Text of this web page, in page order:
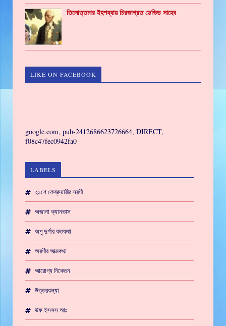
তিলোত্তমার ইহশয্যায় চিরজাগ্রত ডেভিড সাহেব
LIKE ON FACEBOOK
google.com, pub-2412686623726664, DIRECT,
f08c47fec0942fa0
LABELS
২১শে ফেব্রুয়ারীর সরণী
অজানা ক্যানভাস
অপু দুর্গার কতকথা
অরণীর আত্মকথা
আরোগ্য নিকেতন
উত্তরকন্যা
উফ ইসসস আঃ